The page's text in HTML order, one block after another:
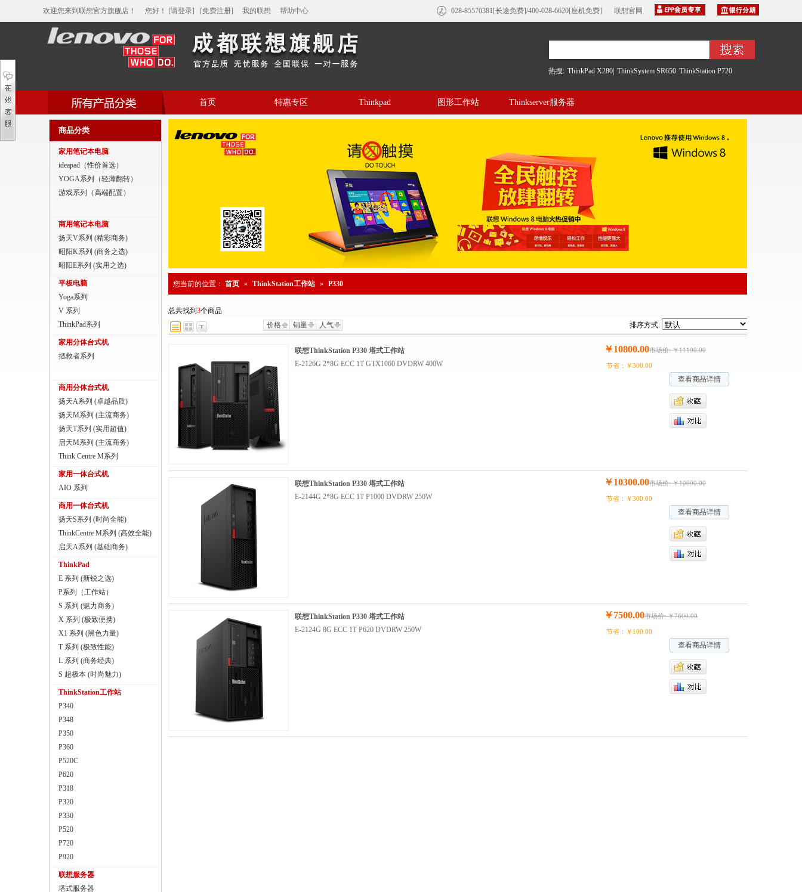
欢迎您来到联想官方旗舰店！ 您好 ！ [请登录] [免费注册] 我的联想 帮助中心 联想官网
028-85570381[长途免费]/400-028-6620[座机免费]
热搜: ThinkPad X280| ThinkSystem SR650 ThinkStation P720
家用笔记本电脑
商用笔记本电脑
平板电脑
商用分体台式机
家用一体台式机
ThinkPad
ThinkStation工作站
联想服务器
首页 特惠专区 Thinkpad 图形工作站 Thinkserver服务器
商品分类
家用笔记本电脑
ideapad（性价首选）
YOGA系列（轻薄翻转）
游戏系列（高端配置）
商用笔记本电脑
扬天V系列 (精彩商务)
昭阳K系列 (商务之选)
昭阳E系列 (实用之选)
平板电脑
Yoga系列
V 系列
ThinkPad系列
家用分体台式机
拯救者系列
商用分体台式机
扬天A系列 (卓越品质)
扬天M系列 (主流商务)
扬天T系列 (实用超值)
启天M系列 (主流商务)
Think Centre M系列
家用一体台式机
AIO 系列
商用一体台式机
扬天S系列 (时尚全能)
ThinkCentre M系列 (高效全能)
启天A系列 (基础商务)
ThinkPad
E 系列 (新锐之选)
P系列（工作站）
S 系列 (魅力商务)
X 系列 (极致便携)
X1 系列 (黑色力量)
T 系列 (极致性能)
L 系列 (商务经典)
S 超极本 (时尚魅力)
ThinkStation工作站
P340
P348
P350
P360
P520C
P620
P318
P320
P330
P520
P720
P920
联想服务器
塔式服务器
您当前的位置： 首页 » ThinkStation工作站 » P330
总共找到 3个商品
价格
销量 人气 排序方式:
联想ThinkStation P330 塔式工作站
E-2126G 2*8G ECC 1T GTX1060 DVDRW 400W
￥10800.00市场价: ￥11100.00
节省：￥300.00
查看商品详情
联想ThinkStation P330 塔式工作站
E-2144G 2*8G ECC 1T P1000 DVDRW 250W
￥10300.00市场价: ￥10600.00
节省：￥300.00
查看商品详情
联想ThinkStation P330 塔式工作站
E-2124G 8G ECC 1T P620 DVDRW 250W
￥7500.00市场价: ￥7600.00
节省：￥100.00
查看商品详情